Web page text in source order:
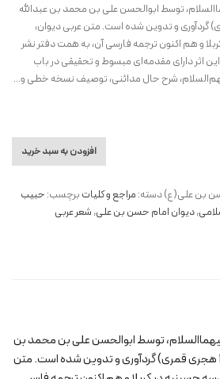
توسط ابوالحسن علی بن محمد بن عبدالله
۲۲۵ هجری قمری) گردآوری و تدوین شده است. متن عربی دیوان،
و هم اکنون ترجمه فارسی آن، به همت دفتر نشر
اثر دارای مقدمه‌ای مبسوط و تحقیقی در باب
شرح حال مدائنی، توصیف نسخه خطی و…
افزودن به سبد خرید
بن علی(ع)دسته: مراجع و کلیات برچسب: حبیب
,دیوان امام حسن بن علی, شعر عربی
توسط ابوالحسن علی بن محمد بن
عبدالله مدائنی (۱۳۵ – ۲۲۵ هجری قمری) گردآوری و تدوین شده است. متن